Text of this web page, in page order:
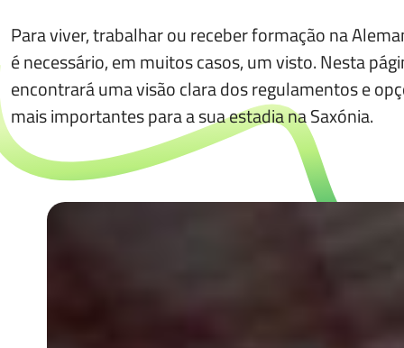
Para viver, trabalhar ou receber formação na
é necessário, em muitos casos, um visto. Nesta
encontrará uma visão clara dos regulamentos e
mais importantes para a sua estadia na Saxónia.